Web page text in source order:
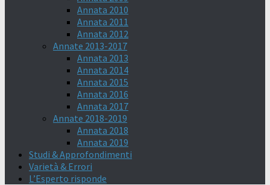
Annata 2010
Annata 2011
Annata 2012
Annate 2013-2017
Annata 2013
Annata 2014
Annata 2015
Annata 2016
Annata 2017
Annate 2018-2019
Annata 2018
Annata 2019
Studi & Approfondimenti
Varietà & Errori
L’Esperto risponde